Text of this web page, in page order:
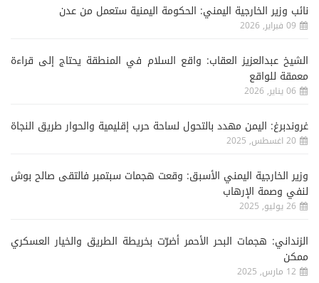
نائب وزير الخارجية اليمني: الحكومة اليمنية ستعمل من عدن
09 فبراير, 2026
الشيخ عبدالعزيز العقاب: واقع السلام في المنطقة يحتاج إلى قراءة
معمقة للواقع
06 يناير, 2026
غروندبرغ: اليمن مهدد بالتحول لساحة حرب إقليمية والحوار طريق النجاة
20 اغسطس, 2025
وزير الخارجية اليمني الأسبق: وقعت هجمات سبتمبر فالتقى صالح بوش
لنفي وصمة الإرهاب
26 يوليو, 2025
الزنداني: هجمات البحر الأحمر أضرّت بخريطة الطريق والخيار العسكري
ممكن
12 مارس, 2025